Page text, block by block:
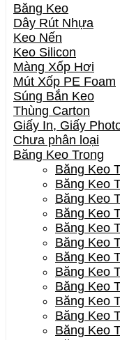
Băng Keo
Dây Rút Nhựa
Keo Nến
Keo Silicon
Màng Xốp Hơi
Mút Xốp PE Foam
Súng Bắn Keo
Thùng Carton
Giấy In, Giấy
Chưa phân loại
Băng Keo Trong
Băng Keo
Băng Keo
Băng Keo
Băng Keo
Băng Keo
Băng Keo
Băng Keo
Băng Keo
Băng Keo
Băng Keo
Băng Keo
Băng Keo